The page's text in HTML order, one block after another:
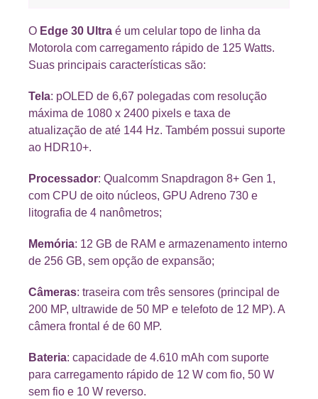
O Edge 30 Ultra é um celular topo de linha da
Motorola com carregamento rápido de 125 Watts.
Suas principais características são:
Tela: pOLED de 6,67 polegadas com resolução
máxima de 1080 x 2400 pixels e taxa de
atualização de até 144 Hz. Também possui suporte
ao HDR10+.
Processador: Qualcomm Snapdragon 8+ Gen 1,
com CPU de oito núcleos, GPU Adreno 730 e
litografia de 4 nanômetros;
Memória: 12 GB de RAM e armazenamento interno
de 256 GB, sem opção de expansão;
Câmeras: traseira com três sensores (principal de
200 MP, ultrawide de 50 MP e telefoto de 12 MP). A
câmera frontal é de 60 MP.
Bateria: capacidade de 4.610 mAh com suporte
para carregamento rápido de 12 W com fio, 50 W
sem fio e 10 W reverso.